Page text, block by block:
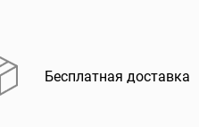
Бесплатная доставка